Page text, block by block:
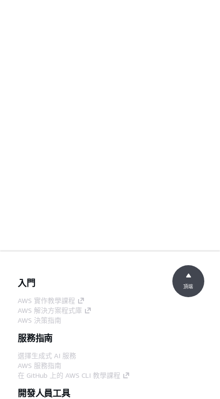
入門
AWS 實作教學課程
AWS 解決方案程式庫
AWS 決策指南
服務指南
選擇生成式 AI 服務
AWS 服務指南
在 GitHub 上的 AWS CLI 教學課程
開發人員工具
頂端